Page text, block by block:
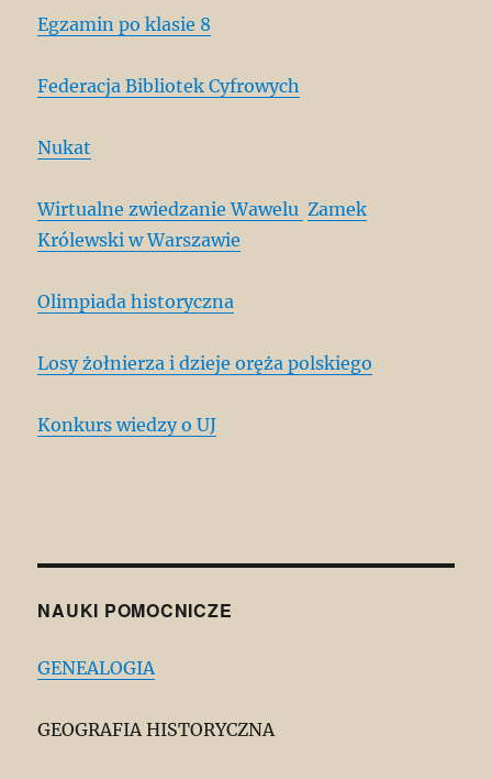
Egzamin po klasie 8
Federacja Bibliotek Cyfrowych
Nukat
Wirtualne zwiedzanie Wawelu Zamek
Królewski w Warszawie
Olimpiada historyczna
Losy żołnierza i dzieje oręża polskiego
Konkurs wiedzy o UJ
NAUKI POMOCNICZE
GENEALOGIA
GEOGRAFIA HISTORYCZNA